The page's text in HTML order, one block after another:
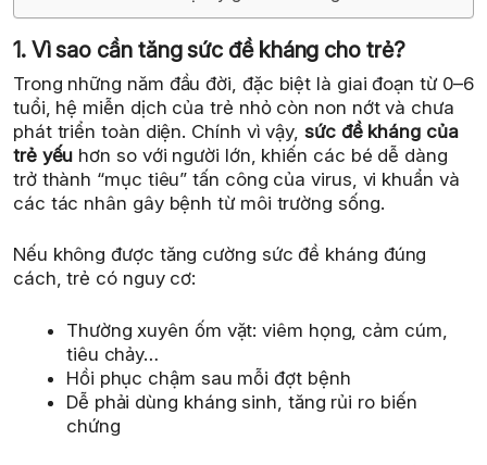
1. Vì sao cần tăng sức đề kháng cho trẻ?
Trong những năm đầu đời, đặc biệt là giai đoạn từ 0–6
tuổi, hệ miễn dịch của trẻ nhỏ còn non nớt và chưa
phát triển toàn diện. Chính vì vậy, sức đề kháng của
trẻ yếu hơn so với người lớn, khiến các bé dễ dàng
trở thành “mục tiêu” tấn công của virus, vi khuẩn và
các tác nhân gây bệnh từ môi trường sống.
Nếu không được tăng cường sức đề kháng đúng
cách, trẻ có nguy cơ:
Thường xuyên ốm vặt: viêm họng, cảm cúm,
tiêu chảy…
Hồi phục chậm sau mỗi đợt bệnh
Dễ phải dùng kháng sinh, tăng rủi ro biến
chứng